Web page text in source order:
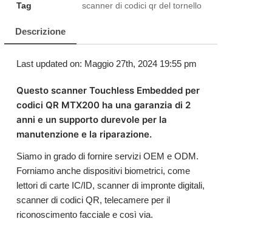
Tag
scanner di codici qr del tornello
Descrizione
Last updated on: Maggio 27th, 2024 19:55 pm
Questo scanner Touchless Embedded per
codici QR MTX200 ha una garanzia di 2
anni e un supporto durevole per la
manutenzione e la riparazione.
Siamo in grado di fornire servizi OEM e ODM.
Forniamo anche dispositivi biometrici, come
lettori di carte IC/ID, scanner di impronte digitali,
scanner di codici QR, telecamere per il
riconoscimento facciale e così via.